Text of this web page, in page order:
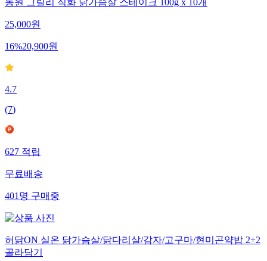
동원 그릴리 직화 닭가슴살 스테이크 100g x 10개
25,000원
16%20,900원
4.7
(7)
627적립
무료배송
401명구매중
허닭ON 실온 닭가슴살/닭다리살/감자/고구마/현미곤약밥 2+2
골라담기